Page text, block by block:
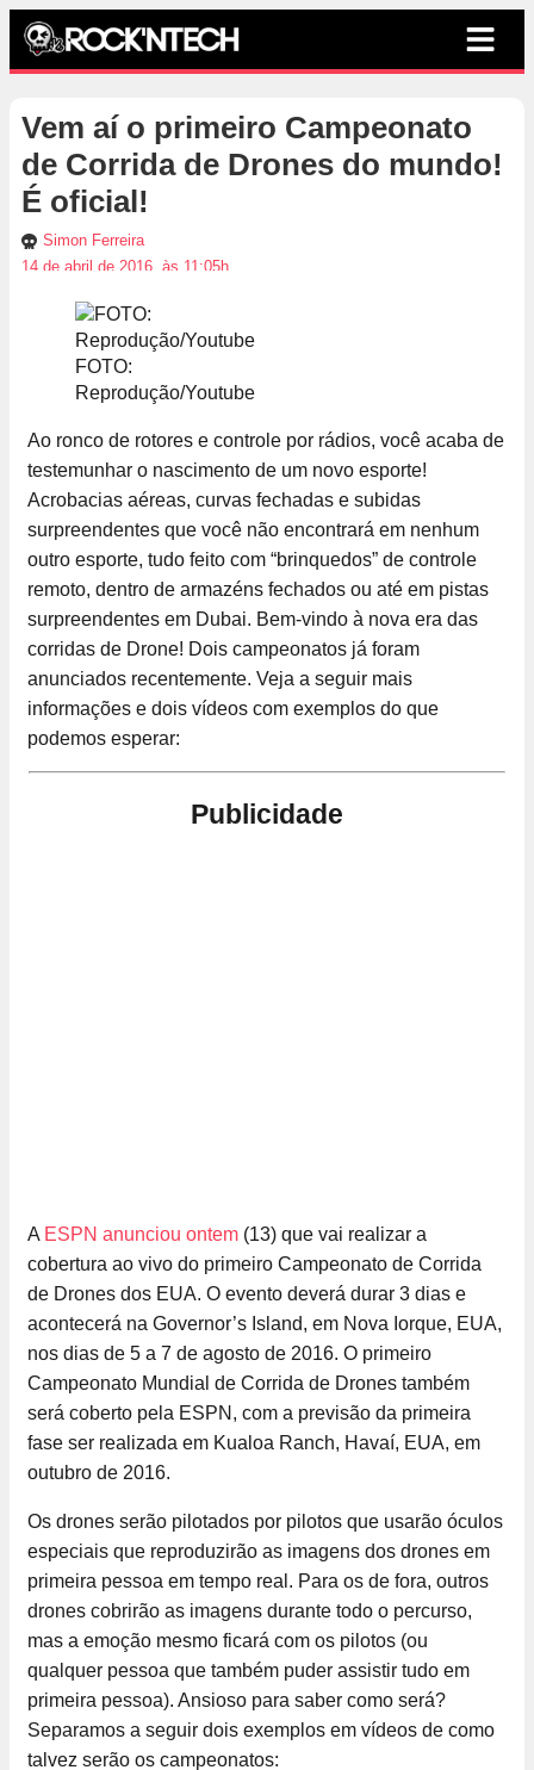
Vem aí o primeiro Campeonato
de Corrida de Drones do mundo!
É oficial!
Simon Ferreira
14 de abril de 2016, às 11:05h
FOTO:
Reprodução/Youtube
Ao ronco de rotores e controle por rádios, você acaba de
testemunhar o nascimento de um novo esporte!
Acrobacias aéreas, curvas fechadas e subidas
surpreendentes que você não encontrará em nenhum
outro esporte, tudo feito com “brinquedos” de controle
remoto, dentro de armazéns fechados ou até em pistas
surpreendentes em Dubai. Bem-vindo à nova era das
corridas de Drone! Dois campeonatos já foram
anunciados recentemente. Veja a seguir mais
informações e dois vídeos com exemplos do que
podemos esperar:
Publicidade
A ESPN anunciou ontem (13) que vai realizar a
cobertura ao vivo do primeiro Campeonato de Corrida
de Drones dos EUA. O evento deverá durar 3 dias e
acontecerá na Governor’s Island, em Nova Iorque, EUA,
nos dias de 5 a 7 de agosto de 2016. O primeiro
Campeonato Mundial de Corrida de Drones também
será coberto pela ESPN, com a previsão da primeira
fase ser realizada em Kualoa Ranch, Havaí, EUA, em
outubro de 2016.
Os drones serão pilotados por pilotos que usarão óculos
especiais que reproduzirão as imagens dos drones em
primeira pessoa em tempo real. Para os de fora, outros
drones cobrirão as imagens durante todo o percurso,
mas a emoção mesmo ficará com os pilotos (ou
qualquer pessoa que também puder assistir tudo em
primeira pessoa). Ansioso para saber como será?
Separamos a seguir dois exemplos em vídeos de como
talvez serão os campeonatos: